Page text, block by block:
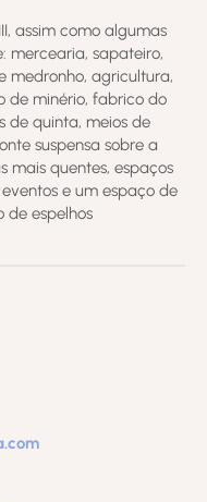
assim como algumas
mercearia, sapateiro,
medronho, agricultura,
de minério, fabrico do
de quinta, meios de
suspensa sobre a
mais quentes, espaços
e um espaço de
de espelhos